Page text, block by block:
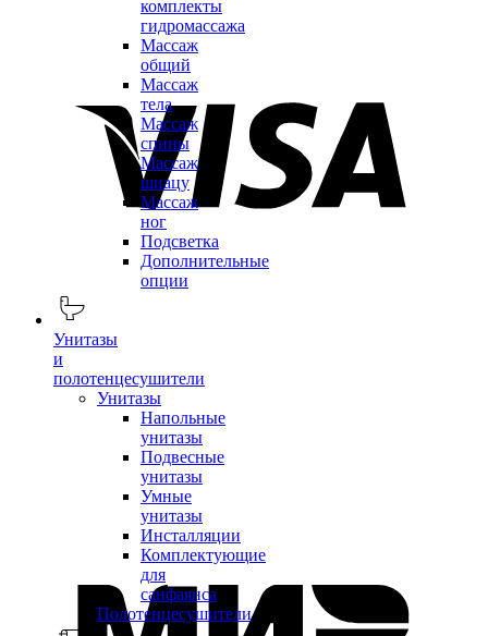
комплекты
гидромассажа
Массаж
общий
Массаж
тела
Массаж
спины
Массаж
шиацу
Массаж
ног
Подсветка
Дополнительные
опции
Унитазы
и
полотенцесушители
Унитазы
Напольные
унитазы
Подвесные
унитазы
Умные
унитазы
Инсталляции
Комплектующие
для
санфаянса
Полотенцесушители